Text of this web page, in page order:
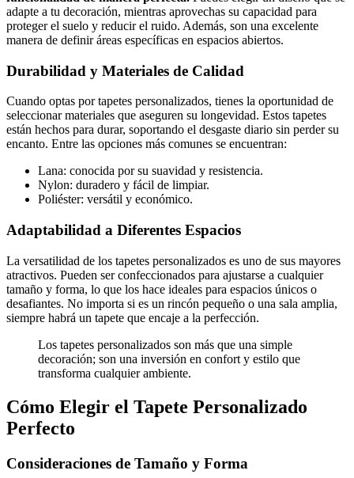
adapte a tu decoración, mientras aprovechas su capacidad para
proteger el suelo y reducir el ruido. Además, son una excelente
manera de definir áreas específicas en espacios abiertos.
Durabilidad y Materiales de Calidad
Cuando optas por tapetes personalizados, tienes la oportunidad de
seleccionar materiales que aseguren su longevidad. Estos tapetes
están hechos para durar, soportando el desgaste diario sin perder su
encanto. Entre las opciones más comunes se encuentran:
Lana: conocida por su suavidad y resistencia.
Nylon: duradero y fácil de limpiar.
Poliéster: versátil y económico.
Adaptabilidad a Diferentes Espacios
La versatilidad de los tapetes personalizados es uno de sus mayores
atractivos. Pueden ser confeccionados para ajustarse a cualquier
tamaño y forma, lo que los hace ideales para espacios únicos o
desafiantes. No importa si es un rincón pequeño o una sala amplia,
siempre habrá un tapete que encaje a la perfección.
Los tapetes personalizados son más que una simple
decoración; son una inversión en confort y estilo que
transforma cualquier ambiente.
Cómo Elegir el Tapete Personalizado
Perfecto
Consideraciones de Tamaño y Forma